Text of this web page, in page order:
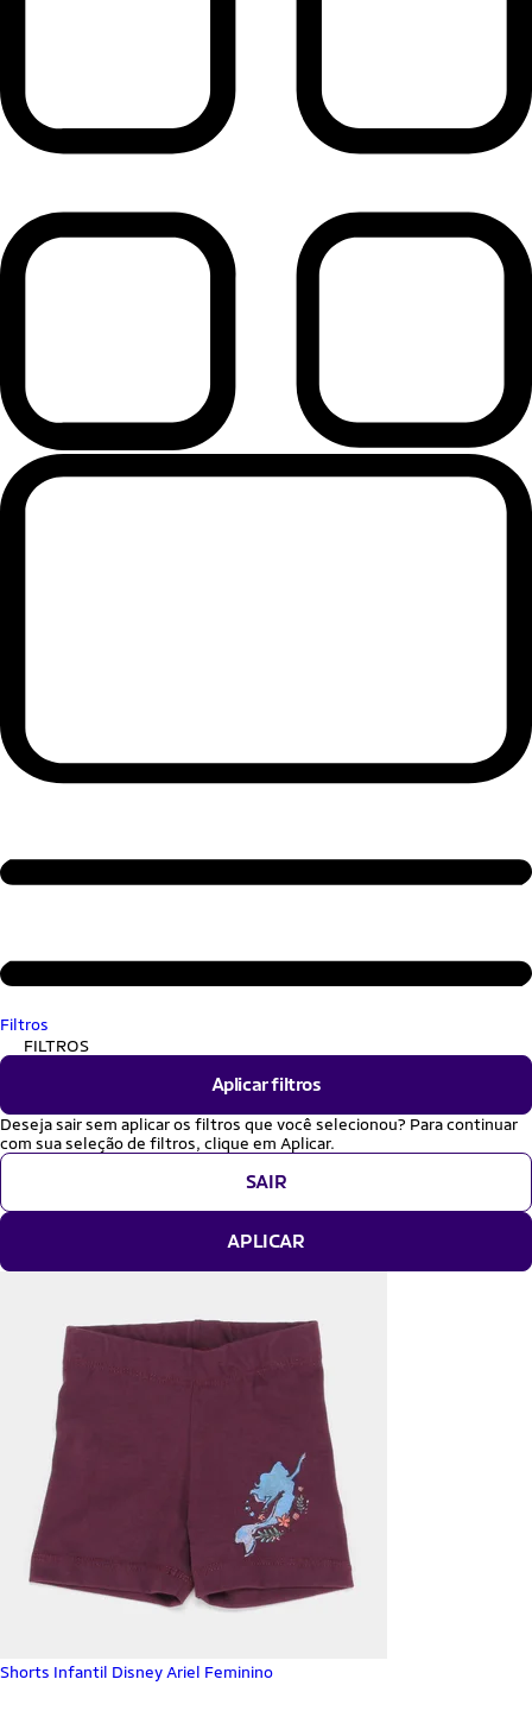
Filtros
FILTROS
Aplicar filtros
Deseja sair sem aplicar os filtros que você selecionou? Para continuar
com sua seleção de filtros, clique em Aplicar.
SAIR
APLICAR
Shorts Infantil Disney Ariel Feminino